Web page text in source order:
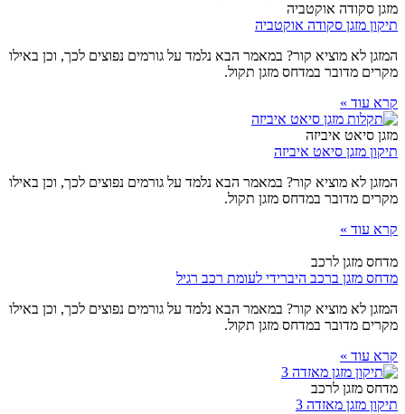
מזגן סקודה אוקטביה
תיקון מזגן סקודה אוקטביה
המזגן לא מוציא קור? במאמר הבא נלמד על גורמים נפוצים לכך, וכן באילו
מקרים מדובר במדחס מזגן תקול.
קרא עוד »
מזגן סיאט איביזה
תיקון מזגן סיאט איביזה
המזגן לא מוציא קור? במאמר הבא נלמד על גורמים נפוצים לכך, וכן באילו
מקרים מדובר במדחס מזגן תקול.
קרא עוד »
מדחס מזגן לרכב
מדחס מזגן ברכב היברידי לעומת רכב רגיל
המזגן לא מוציא קור? במאמר הבא נלמד על גורמים נפוצים לכך, וכן באילו
מקרים מדובר במדחס מזגן תקול.
קרא עוד »
מדחס מזגן לרכב
תיקון מזגן מאזדה 3